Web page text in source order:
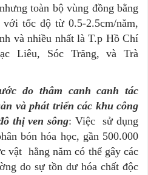
toàn bộ vùng đồng bằng
tốc độ từ 0.5-2.5cm/năm,
và nhiều nhất là T.p Hồ Chí
Liêu, Sóc Trăng, và Trà
do thâm canh canh tác
và phát triển các khu công
thị ven sông: Việc sử dụng
bón hóa học, gần 500.000
vật hằng năm có thể gây các
do sự tồn dư hóa chất độc